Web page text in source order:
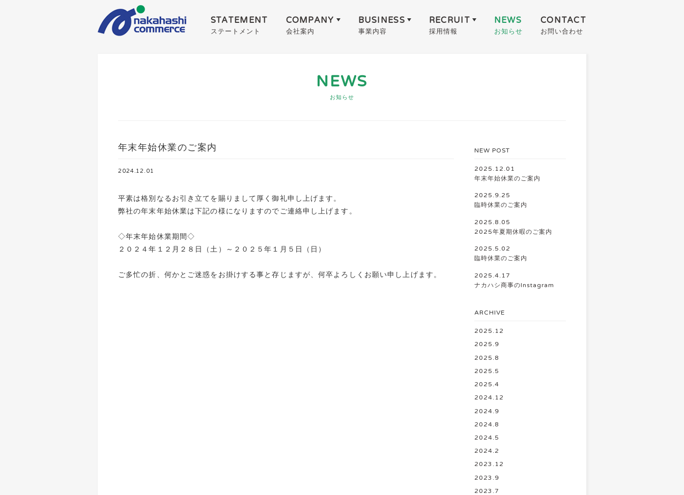
STATEMENT
ステートメント
COMPANY
会社案内
BUSINESS
事業内容
RECRUIT
採用情報
NEWS
お知らせ
CONTACT
お問い合わせ
NEWS
お知らせ
年末年始休業のご案内
2024.12.01
平素は格別なるお引き立てを賜りまして厚く御礼申し上げます。
弊社の年末年始休業は下記の様になりますのでご連絡申し上げます。
◇年末年始休業期間◇
２０２４年１２月２８日（土）～２０２５年１月５日（日）
ご多忙の折、何かとご迷惑をお掛けする事と存じますが、何卒よろしくお願い申し上げます。
NEW POST
2025.12.01
年末年始休業のご案内
2025.9.25
臨時休業のご案内
2025.8.05
2025年夏期休暇のご案内
2025.5.02
臨時休業のご案内
2025.4.17
ナカハシ商事のInstagram
ARCHIVE
2025.12
2025.9
2025.8
2025.5
2025.4
2024.12
2024.9
2024.8
2024.5
2024.2
2023.12
2023.9
2023.7